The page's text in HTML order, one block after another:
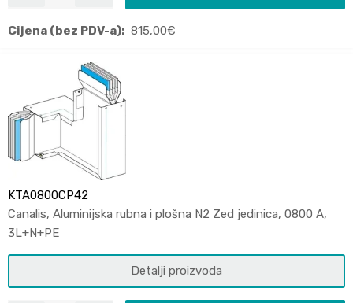
Cijena (bez PDV-a): 815,00€
KTA0800CP42
Canalis, Aluminijska rubna i plošna N2 Zed jedinica, 0800 A,
3L+N+PE
Detalji proizvoda